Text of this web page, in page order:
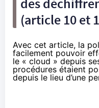
(article 10 et
Avec cet article, la
facilement pouvoir
le « cloud » depuis
procédures étaient
depuis le lieu d’une